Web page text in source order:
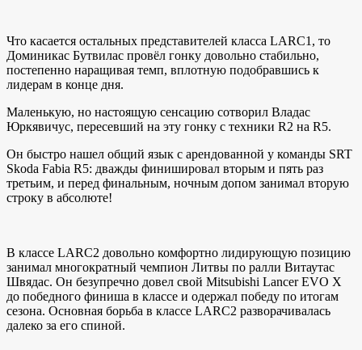
Что касается остальных представителей класса LARC1, то
Доминикас Бутвилас провёл гонку довольно стабильно,
постепенно наращивая темп, вплотную подобравшись к
лидерам в конце дня.
Маленькую, но настоящую сенсацию сотворил Владас
Юркявичус, пересевший на эту гонку с техники R2 на R5.
Он быстро нашел общий язык с арендованной у команды SRT
Skoda Fabia R5: дважды финишировал вторым и пять раз
третьим, и перед финальным, ночным допом занимал вторую
строку в абсолюте!
В классе LARC2 довольно комфортно лидирующую позицию
занимал многократный чемпион Литвы по ралли Витаутас
Швядас. Он безупречно довел свой Mitsubishi Lancer EVO X
до победного финиша в классе и одержал победу по итогам
сезона. Основная борьба в классе LARC2 разворачивалась
далеко за его спиной.